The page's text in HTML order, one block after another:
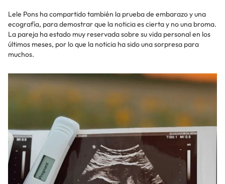
Lele Pons ha compartido también la prueba de embarazo y una
ecografía, para demostrar que la noticia es cierta y no una broma.
La pareja ha estado muy reservada sobre su vida personal en los
últimos meses, por lo que la noticia ha sido una sorpresa para
muchos.